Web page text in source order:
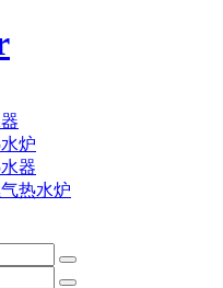
炉
器
热水炉